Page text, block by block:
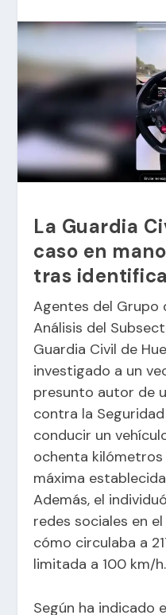
La Guardia
caso en
tras
Agentes del Grupo
Análisis del
Guardia Civil de
investigado a un
presunto autor de
contra la
conducir un
ochenta
máxima
Además, el
redes sociales en
cómo circulaba a
limitada a 100 km/h.
Según ha indicado